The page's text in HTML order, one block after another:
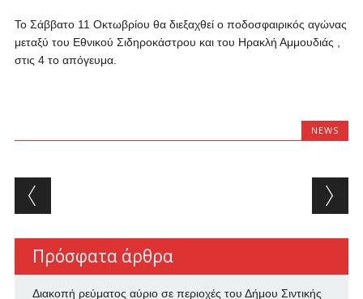
Το Σάββατο 11 Οκτωβρίου θα διεξαχθεί ο ποδοσφαιρικός αγώνας
μεταξύ του Εθνικού Σιδηροκάστρου και του Ηρακλή Αμμουδιάς ,
στις 4 το απόγευμα.
NEWS
Post navigation
Πρόσφατα άρθρα
Διακοπή ρεύματος αύριο σε περιοχές του Δήμου Σιντικής